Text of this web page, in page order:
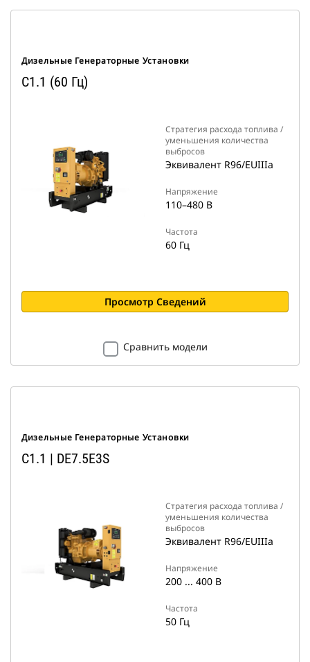
Дизельные Генераторные Установки
C1.1 (60 Гц)
Стратегия расхода топлива /
уменьшения количества
выбросов
Эквивалент R96/EUIIIa
Напряжение
110–480 В
Частота
60 Гц
Просмотр Сведений
Сравнить модели
Дизельные Генераторные Установки
C1.1 | DE7.5E3S
Стратегия расхода топлива /
уменьшения количества
выбросов
Эквивалент R96/EUIIIa
Напряжение
200 ... 400 В
Частота
50 Гц